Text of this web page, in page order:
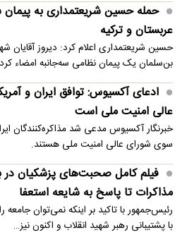
حمله حسین شریعتمداری به پیمان
عربستان و ترکیه
حسین شریعتمداری اعلام کرد: دیروز آقایان
بن‌سلمان یک پیمان نظامی سه‌جانبه امضاء
ادعای آکسیوس: توافق ایران و
عالی امنیت ملی است
خبرنگار آکسیوس مدعی شد مذاکره‌کنندگان
سوی شورای عالی امنیت ملی هستند.
فیلم کامل صحبت‌های پزشکیان
مذاکرات تا پاسخ به شایعه استعفا
رئیس‌جمهور با تاکید بر اینکه نمی‌توان جامعه
با پشتیبانی رهبر شهید انقلاب و اکنون نیز…